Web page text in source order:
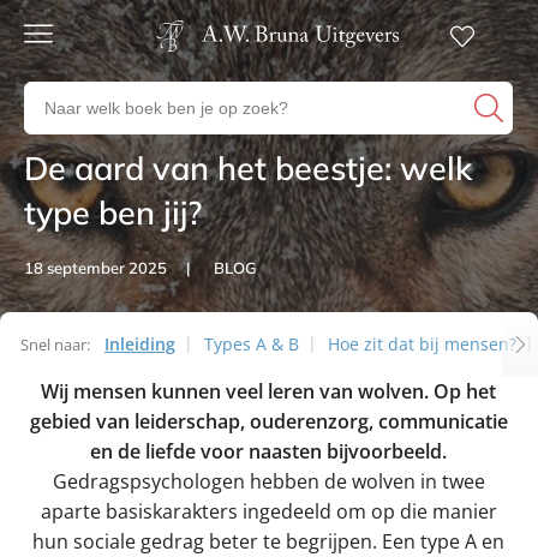
Gratis
verzending
Voor
23:00
besteld,
volgende
werkdag
in huis
Veilig
betalen
Gratis
Zoeken
naar
boeken,
auteurs
en
uitgevers
Artikelen
De aard van het beestje: welk
type ben jij?
18 september 2025 BLOG
Snel naar: Inleiding Types A & B
Hoe zit dat bij mensen?
Artikelen
Wij mensen kunnen veel leren van wolven. Op het
gebied van leiderschap, ouderenzorg, communicatie
en de liefde voor naasten bijvoorbeeld.
Gedragspsychologen hebben de wolven in twee
aparte basiskarakters ingedeeld om op die manier
hun sociale gedrag beter te begrijpen. Een type A en